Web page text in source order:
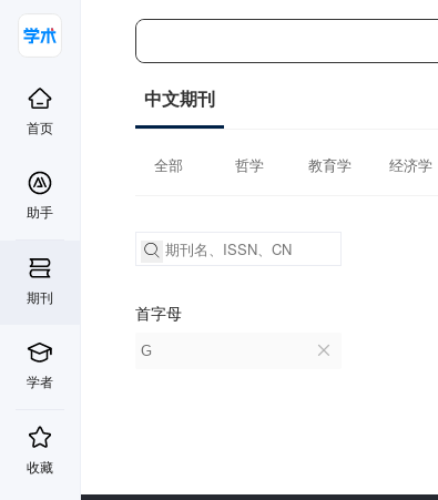
首页
助手
期刊
学者
收藏
中文期刊
全部 哲学 教育学 经济学
首字母
G